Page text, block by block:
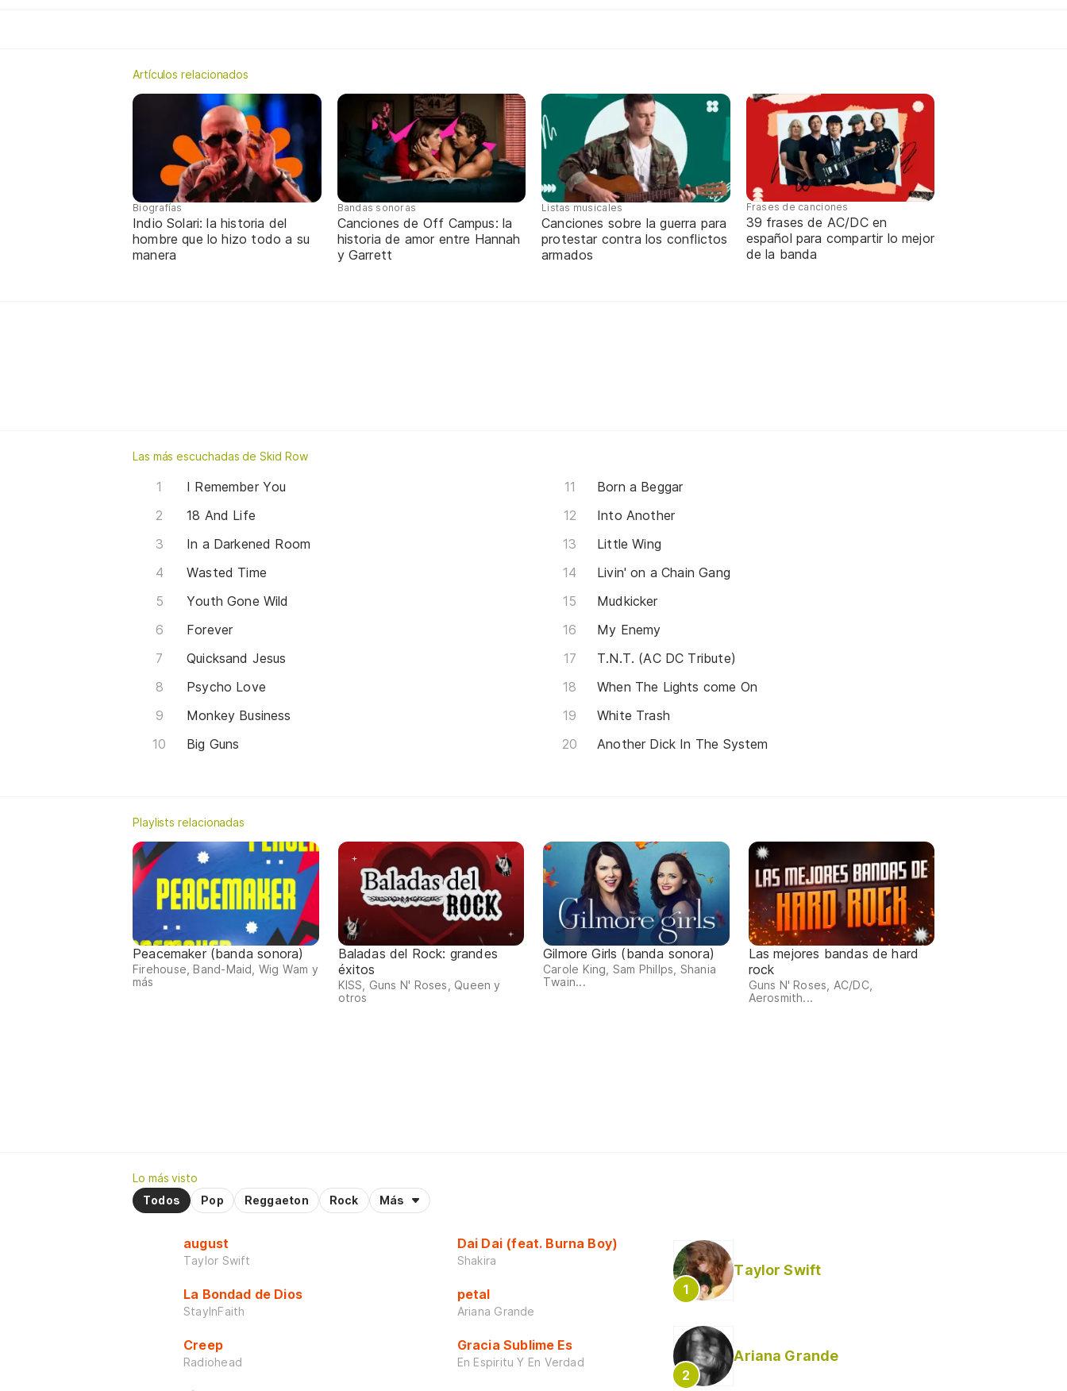
Artículos relacionados
Biografías
Indio Solari: la historia del
hombre que lo hizo todo a su
manera
Bandas sonoras
Canciones de Off Campus: la
historia de amor entre Hannah
y Garrett
Listas musicales
Canciones sobre la guerra para
protestar contra los conflictos
armados
Frases de canciones
39 frases de AC/DC en
español para compartir lo mejor
de la banda
Las más escuchadas de Skid Row
I Remember You
18 And Life
In a Darkened Room
Wasted Time
Youth Gone Wild
Forever
Quicksand Jesus
Psycho Love
Monkey Business
Big Guns
Born a Beggar
Into Another
Little Wing
Livin' on a Chain Gang
Mudkicker
My Enemy
T.N.T. (AC DC Tribute)
When The Lights come On
White Trash
Another Dick In The System
Playlists relacionadas
Peacemaker (banda sonora)
Firehouse, Band-Maid, Wig Wam y
más
Baladas del Rock: grandes
éxitos
KISS, Guns N' Roses, Queen y
otros
Gilmore Girls (banda sonora)
Carole King, Sam Phillps, Shania
Twain...
Las mejores bandas de hard
rock
Guns N' Roses, AC/DC,
Aerosmith...
Lo más visto
Todos
Pop Reggaeton Rock Más
august
Taylor Swift
La Bondad de Dios
StayInFaith
Creep
Radiohead
Dai Dai (feat. Burna Boy)
Shakira
petal
Ariana Grande
Gracia Sublime Es
En Espiritu Y En Verdad
Taylor Swift
Ariana Grande